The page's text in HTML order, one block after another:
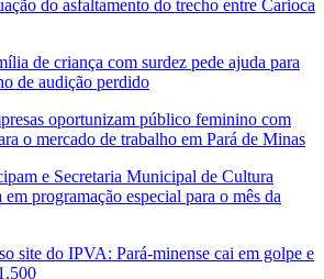
do asfaltamento do trecho entre Carioca
de criança com surdez pede ajuda para
de audição perdido
oportunizam público feminino com
o mercado de trabalho em Pará de Minas
e Secretaria Municipal de Cultura
programação especial para o mês da
site do IPVA: Pará-minense cai em golpe e